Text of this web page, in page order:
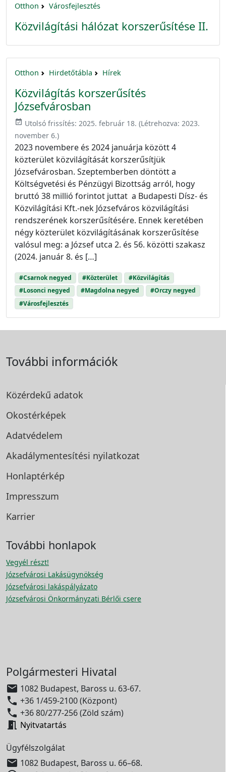
Otthon Városfejlesztés
Közvilágítási hálózat korszerűsítése II.
Otthon Hirdetőtábla Hírek
Közvilágítás korszerűsítés
Józsefvárosban
event_available Utolsó frissítés: 2025. február 18. (Létrehozva: 2023.
november 6.)
2023 novembere és 2024 januárja között 4
közterület közvilágítását korszerűsítjük
Józsefvárosban. Szeptemberben döntött a
Költségvetési és Pénzügyi Bizottság arról, hogy
bruttó 38 millió forintot juttat a Budapesti Dísz- és
Közvilágítási Kft.-nek Józsefváros közvilágítási
rendszerének korszerűsítésére. Ennek keretében
négy közterület közvilágításának korszerűsítése
valósul meg: a József utca 2. és 56. közötti szakasz
(2024. január 8. és […]
#Csarnok negyed #Közterület
#Közvilágítás
#Losonci negyed
#Magdolna negyed
#Orczy negyed
#Városfejlesztés
További információk
Közérdekű adatok
Okostérképek
Adatvédelem
Akadálymentesítési nyilatkozat
Honlaptérkép
Impresszum
Karrier
További honlapok
Vegyél részt!
Józsefvárosi Lakásügynökség
Józsefvárosi lakáspályázato
Józsefvárosi Önkormányzati Bérlői csere
Polgármesteri Hivatal
 1082 Budapest, Baross u. 63-67.
 +36 1/459-2100 (Központ)
 +36 80/277-256 (Zöld szám)
 Nyitvatartás
Ügyfélszolgálat
 1082 Budapest, Baross u. 66–68.